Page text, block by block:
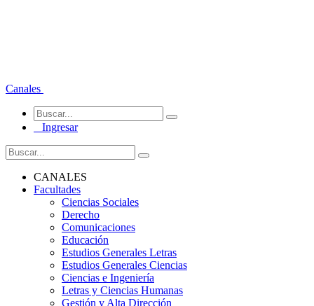
Canales
Ingresar
CANALES
Facultades
Ciencias Sociales
Derecho
Comunicaciones
Educación
Estudios Generales Letras
Estudios Generales Ciencias
Ciencias e Ingeniería
Letras y Ciencias Humanas
Gestión y Alta Dirección